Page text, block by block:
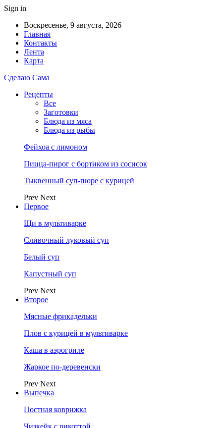
Sign in
Воскресенье, 9 августа, 2026
Главная
Контакты
Лента
Карта
Сделаю Сама
Рецепты
Все
Заготовки
Блюда из мяса
Блюда из рыбы
Фейхоа с лимоном
Пицца-пирог с бортиком из сосисок
Тыквенный суп-пюре с курицей
Prev Next
Первое
Щи в мультиварке
Сливочный луковый суп
Белый суп
Капустный суп
Prev Next
Второе
Мясные фрикадельки
Плов с курицей в мультиварке
Каша в аэрогриле
Жаркое по-деревенски
Prev Next
Выпечка
Постная коврижка
Чизкейк с рикоттой